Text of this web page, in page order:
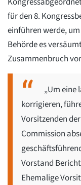
für den 8.
einführen werde,
Behörde es
Zusammenbruch
„Um eine
korrigieren,
Vorsitzenden
Commission
Vorstand
Ehemalige